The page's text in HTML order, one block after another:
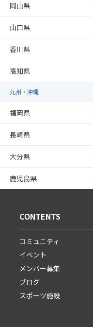
岡山県
山口県
香川県
高知県
九州・沖縄
福岡県
長崎県
大分県
鹿児島県
CONTENTS
コミュニティ
イベント
メンバー募集
ブログ
スポーツ施設